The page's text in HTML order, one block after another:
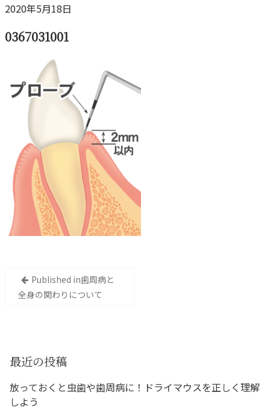
2020年5月18日
0367031001
ー
ョ
ン
Published in歯周病と
全⾝の関わりについて
最近の投稿
放っておくと虫歯や歯周病に！ドライマウスを正しく理解
しよう